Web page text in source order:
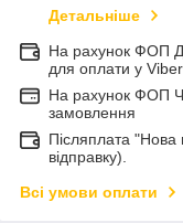
Детальніше
На рахунок ФОП
для оплати у
На рахунок ФОП
замовлення
Післяплата
відправку).
Всі умови оплати